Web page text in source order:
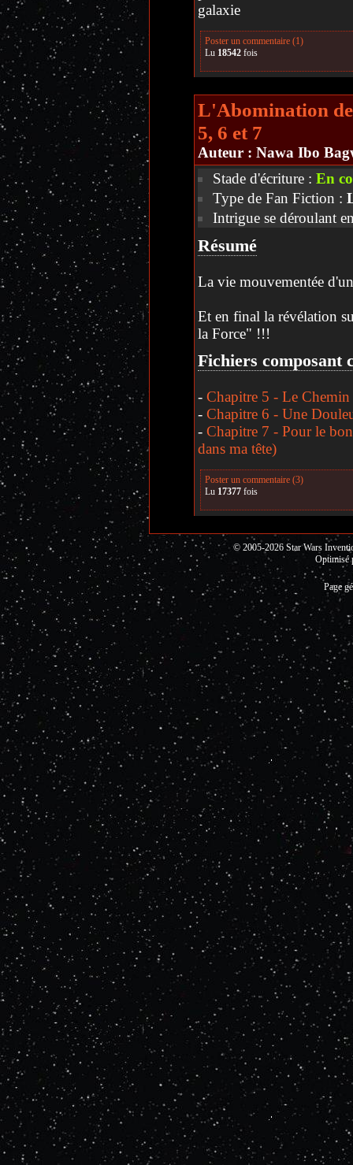
galaxie
Poster un commentaire (1)
Lu 18542fois
L'Abomination
5, 6 et 7
Auteur : Nawa Ibo
Stade d'écriture : En
Type de Fan Fiction :
Intrigue se déroulant
Résumé
La vie mouvementée
Et en final la révélation
la Force" !!!
Fichiers composant
- Chapitre 5 - Le Chemin
- Chapitre 6 - Une
- Chapitre 7 - Pour le
dans ma tête)
Poster un commentaire (3)
Lu 17377fois
© 2005-2026 Star Wars
Optimisé
Page